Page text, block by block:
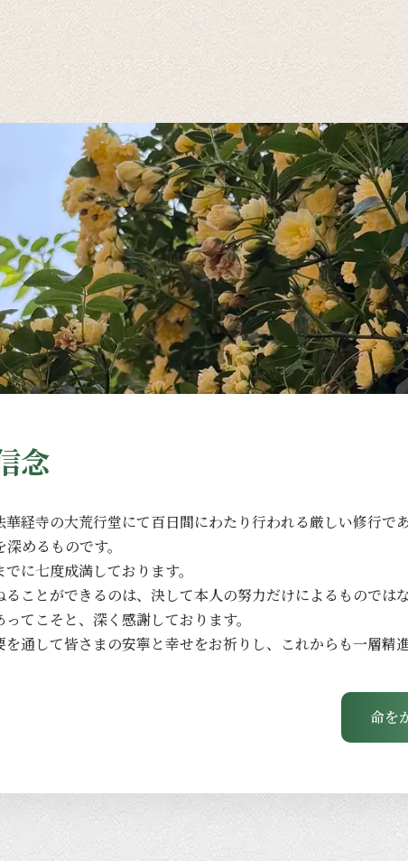
念
華経寺の大荒行堂にて百日間にわたり行われる厳しい修行であ
深める ものです。
でに七度成満しております。
る ことができるのは、 決して本人の努力だけによる ものでは
ってこそと、 深く 感謝しております。
を通して皆さまの安寧と幸せをお祈りし、 これからも一層精
命を